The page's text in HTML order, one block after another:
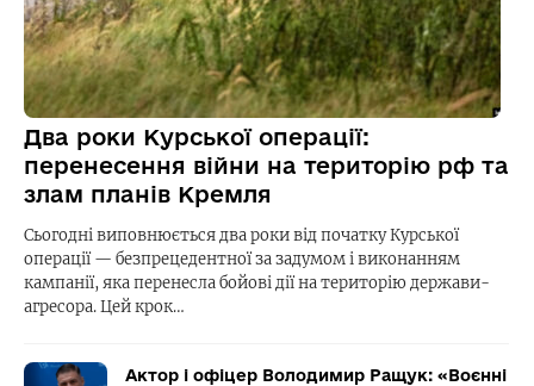
Два роки Курської операції:
перенесення війни на територію рф та
злам планів Кремля
Сьогодні виповнюється два роки від початку Курської
операції — безпрецедентної за задумом і виконанням
кампанії, яка перенесла бойові дії на територію держави-
агресора. Цей крок…
Актор і офіцер Володимир Ращук: «Воєнні